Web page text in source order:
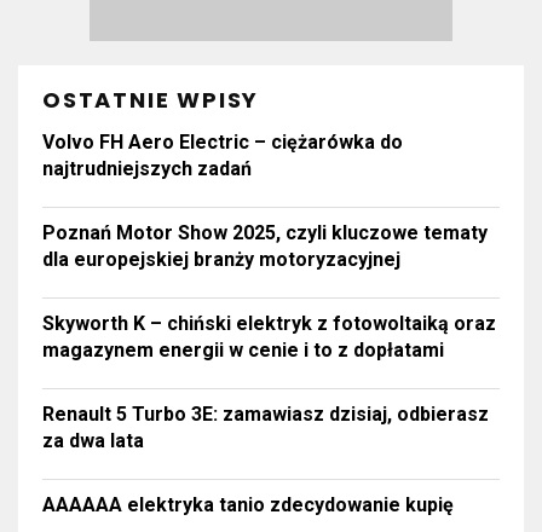
OSTATNIE WPISY
Volvo FH Aero Electric – ciężarówka do
najtrudniejszych zadań
Poznań Motor Show 2025, czyli kluczowe tematy
dla europejskiej branży motoryzacyjnej
Skyworth K – chiński elektryk z fotowoltaiką oraz
magazynem energii w cenie i to z dopłatami
Renault 5 Turbo 3E: zamawiasz dzisiaj, odbierasz
za dwa lata
AAAAAA elektryka tanio zdecydowanie kupię